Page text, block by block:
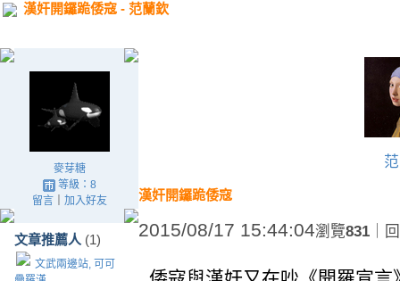
漢奸開鑼跪倭寇 - 范蘭欽
麥芽糖
等級：8
留言｜ 加入好友
文章推薦人 (1)
文武兩邊站, 可可
漢奸開鑼跪倭寇
2015/08/17 15:44:04瀏覽831 ｜